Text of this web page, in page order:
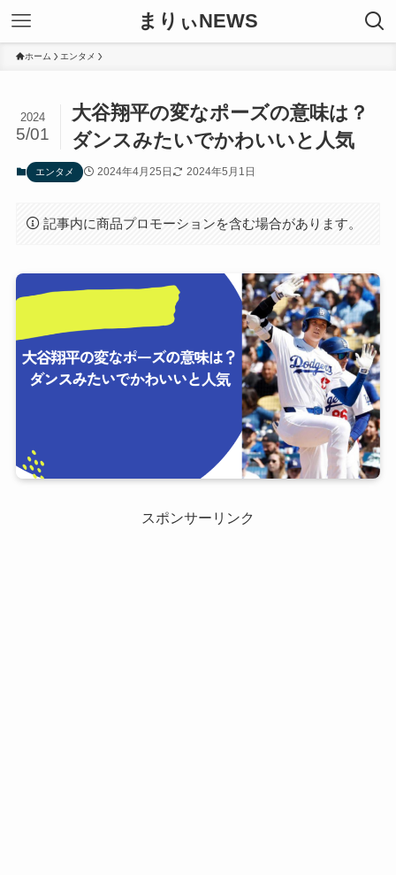
まりぃNEWS
ホーム エンタメ
大谷翔平の変なポーズの意味は？
ダンスみたいでかわいいと人気
2024
5/01
エンタメ 2024年4月25日 2024年5月1日
記事内に商品プロモーションを含む場合があります。
スポンサーリンク